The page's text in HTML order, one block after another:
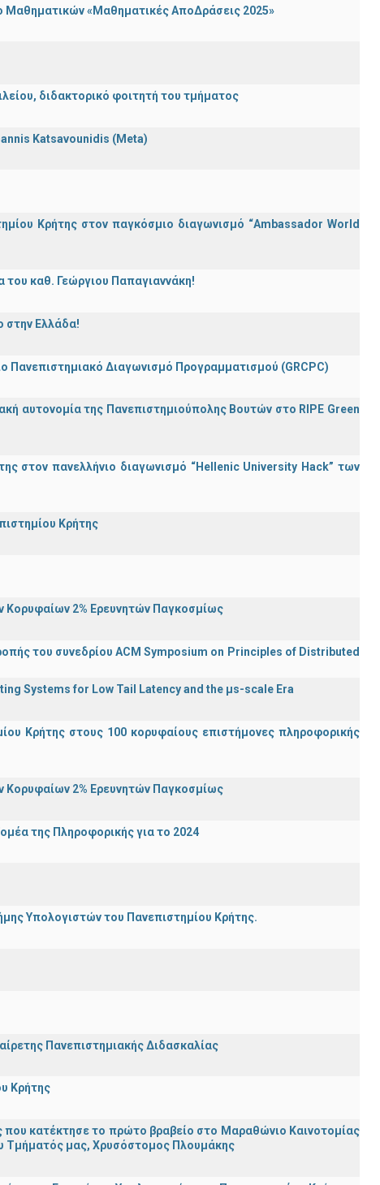
Μαθηματικών «Μαθηματικές ΑποΔράσεις 2025»
διδακτορικό φοιτητή του τμήματος
Katsavounidis (Meta)
Κρήτης στον παγκόσμιο διαγωνισμό “Ambassador World
του καθ. Γεώργιου Παπαγιαννάκη!
στην Ελλάδα!
Πανεπιστημιακό Διαγωνισμό Προγραμματισμού (GRCPC)
αυτονομία της Πανεπιστημιούπολης Βουτών στο RIPE Green
στον πανελλήνιο διαγωνισμό “Hellenic University Hack” των
Κρήτης
2% Ερευνητών Παγκοσμίως
του συνεδρίου ACM Symposium on Principles of Distributed
Systems for Low Tail Latency and the μs-scale Era
Κρήτης στους 100 κορυφαίους επιστήμονες πληροφορικής
2% Ερευνητών Παγκοσμίως
της Πληροφορικής για το 2024
Υπολογιστών του Πανεπιστημίου Κρήτης.
Πανεπιστημιακής Διδασκαλίας
Κρήτης
κατέκτησε το πρώτο βραβείο στο Μαραθώνιο Καινοτομίας
Τμήματός μας, Χρυσόστομος Πλουμάκης